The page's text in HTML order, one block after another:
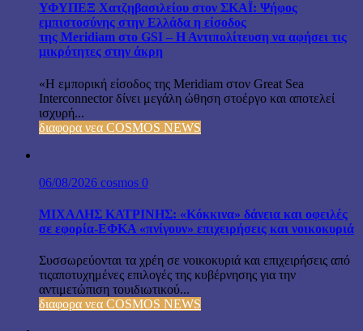
ΥΦΥΠΕΞ Χατζηβασιλείου στον ΣΚΑΪ: Ψήφος
εμπιστοσύνης στην Ελλάδα η είσοδος
της Meridiam στο GSI – Η Αντιπολίτευση να αφήσει τις
μικρότητες στην άκρη
«Η εμπορική είσοδος της Meridiam στον Great Sea
Interconnector δίνει μεγάλη ώθηση στοέργο και αποτελεί
ισχυρή...
διαφορα νεα COSMOS NEWS
06/08/2026 cosmos 0
ΜΙΧΑΛΗΣ ΚΑΤΡΙΝΗΣ: «Κόκκινα» δάνεια και οφειλές
σε εφορία-ΕΦΚΑ «πνίγουν» επιχειρήσεις και νοικοκυριά
Συσσωρεύονται τα χρέη σε νοικοκυριά και επιχειρήσεις από
τιςαποτυχημένες επιλογές της κυβέρνησης για την
αντιμετώπιση τουιδιωτικού...
διαφορα νεα COSMOS NEWS